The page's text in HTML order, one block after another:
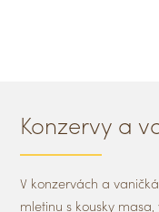
Konzervy a
V konzervách a
mletinu s kousky